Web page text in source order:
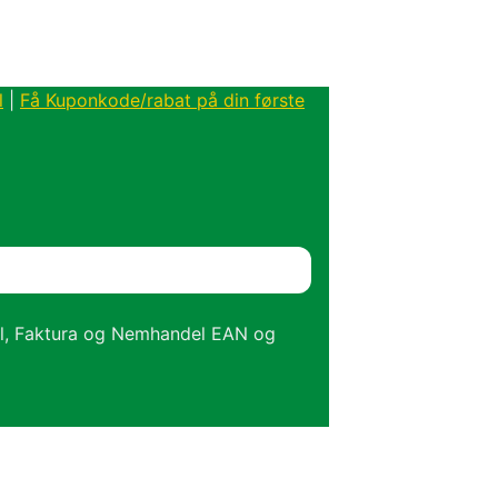
Få Kuponkode/rabat på din første
Faktura og Nemhandel EAN og